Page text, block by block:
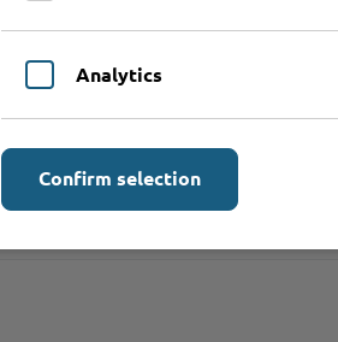
Analytics
Confirm selection